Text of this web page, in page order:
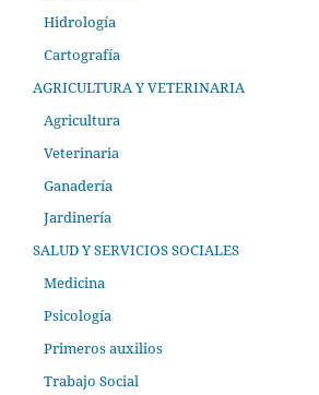
Hidrología
Cartografía
AGRICULTURA Y VETERINARIA
Agricultura
Veterinaria
Ganadería
Jardinería
SALUD Y SERVICIOS SOCIALES
Medicina
Psicología
Primeros auxilios
Trabajo Social